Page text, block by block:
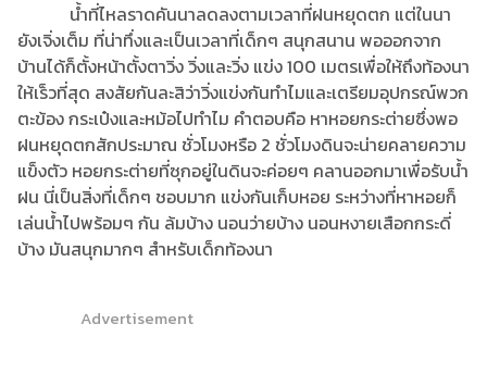
น้ำที่ไหลราดคันนาลดลงตามเวลาที่ฝนหยุดตก แต่ในนา
ยังเจิ่งเต็ม ที่น่าทึ่งและเป็นเวลาที่เด็กๆ สนุกสนาน พอออกจาก
บ้านได้ก็ตั้งหน้าตั้งตาวิ่ง วิ่งและวิ่ง แข่ง 100 เมตรเพื่อให้ถึงท้องนา
ให้เร็วที่สุด สงสัยกันละสิว่าวิ่งแข่งกันทำไมและเตรียมอุปกรณ์พวก
ตะข้อง กระเป๋งและหม้อไปทำไม คำตอบคือ หาหอยกระต่ายซึ่งพอ
ฝนหยุดตกสักประมาณ ชั่วโมงหรือ 2 ชั่วโมงดินจะน่ายคลายความ
แข็งตัว หอยกระต่ายที่ซุกอยู่ในดินจะค่อยๆ คลานออกมาเพื่อรับน้ำ
ฝน นี่เป็นสิ่งที่เด็กๆ ชอบมาก แข่งกันเก็บหอย ระหว่างที่หาหอยก็
เล่นน้ำไปพร้อมๆ กัน ล้มบ้าง นอนว่ายบ้าง นอนหงายเสือกกระดี่
บ้าง มันสนุกมากๆ สำหรับเด็กท้องนา
Advertisement